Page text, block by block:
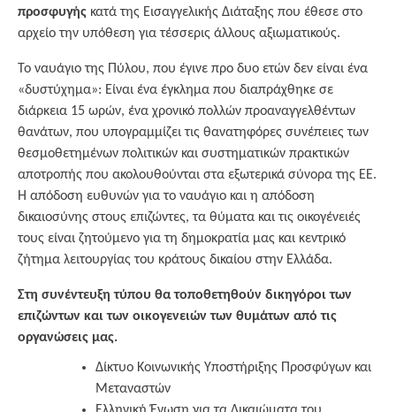
προσφυγής κατά της Εισαγγελικής Διάταξης που έθεσε στο
αρχείο την υπόθεση για τέσσερις άλλους αξιωματικούς.
Το ναυάγιο της Πύλου, που έγινε προ δυο ετών δεν είναι ένα
«δυστύχημα»: Είναι ένα έγκλημα που διαπράχθηκε σε
διάρκεια 15 ωρών, ένα χρονικό πολλών προαναγγελθέντων
θανάτων, που υπογραμμίζει τις θανατηφόρες συνέπειες των
θεσμοθετημένων πολιτικών και συστηματικών πρακτικών
αποτροπής που ακολουθούνται στα εξωτερικά σύνορα της ΕΕ.
H απόδοση ευθυνών για το ναυάγιο και η απόδοση
δικαιοσύνης στους επιζώντες, τα θύματα και τις οικογένειές
τους είναι ζητούμενο για τη δημοκρατία μας και κεντρικό
ζήτημα λειτουργίας του κράτους δικαίου στην Ελλάδα.
Στη συνέντευξη τύπου θα τοποθετηθούν δικηγόροι των
επιζώντων και των οικογενειών των θυμάτων από τις
οργανώσεις μας.
Δίκτυο Κοινωνικής Υποστήριξης Προσφύγων και
Μεταναστών